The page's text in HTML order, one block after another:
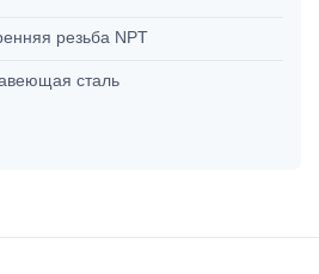
резьба NPT
сталь